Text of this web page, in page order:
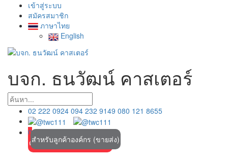
เข้าสู่ระบบ
สมัครสมาชิก
ภาษาไทย
English
บจก. ธนวัฒน์ คาสเตอร์
02 222 0924 094 232 9149 080 121 8655
0 ตะกร้าสินค้า
ดาวน์โหลดแคตตาล็อก ที่นี่
สำหรับลูกค้าองค์กร (ขายส่ง)